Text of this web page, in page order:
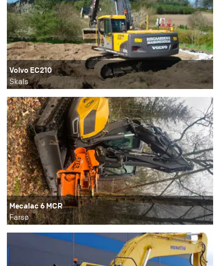
Volvo EC210
Skals
Mecalac 6 MCR
Farsø